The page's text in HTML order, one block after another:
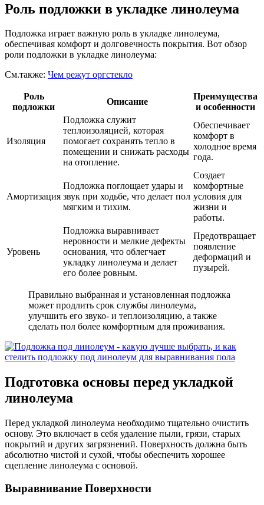
Роль подложки в укладке линолеума
Подложка играет важную роль в укладке линолеума,
обеспечивая комфорт и долговечность покрытия. Вот обзор
роли подложки в укладке линолеума:
См.также: Чем режут оргстекло
Роль
подложки
Описание
Преимущества
и особенности
Изоляция
Подложка служит
теплоизоляцией, которая
помогает сохранять тепло в
помещении и снижать расходы
на отопление.
Обеспечивает
комфорт в
холодное время
года.
Амортизация
Подложка поглощает удары и
звук при ходьбе, что делает пол
мягким и тихим.
Создает
комфортные
условия для
жизни и
работы.
Уровень
Подложка выравнивает
неровности и мелкие дефекты
основания, что облегчает
укладку линолеума и делает
его более ровным.
Предотвращает
появление
деформаций и
пузырей.
Правильно выбранная и установленная подложка
может продлить срок службы линолеума,
улучшить его звуко- и теплоизоляцию, а также
сделать пол более комфортным для проживания.
Подготовка основы перед укладкой
линолеума
Перед укладкой линолеума необходимо тщательно очистить
основу. Это включает в себя удаление пыли, грязи, старых
покрытий и других загрязнений. Поверхность должна быть
абсолютно чистой и сухой, чтобы обеспечить хорошее
сцепление линолеума с основой.
Выравнивание Поверхности